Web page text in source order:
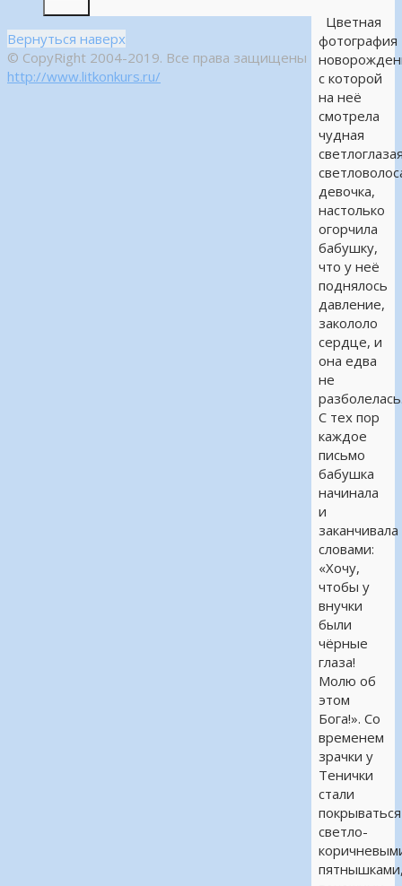
Цветная
фотография
с которой
на неё
смотрела
чудная
девочка,
настолько
огорчила
бабушку,
что у неё
поднялось
давление,
закололо
сердце, и
она едва
не
С тех пор
каждое
письмо
бабушка
начинала
и
заканчивала
словами:
«Хочу,
чтобы у
внучки
были
чёрные
глаза!
Молю об
этом
Бога!». Со
временем
зрачки у
Тенички
стали
покрываться
светло-
Вернуться наверх
© CopyRight 2004-2019. Все права защищены
http://www.litkonkurs.ru/